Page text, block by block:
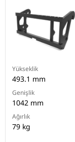
Yükseklik
493.1 mm
Genişlik
1042 mm
Ağırlık
79 kg